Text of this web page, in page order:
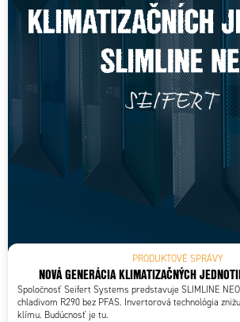
PRODUKTOVÉ SPRÁVY
NOVÁ GENERÁCIA KLIMATIZAČNÝCH
Spoločnosť Seifert Systems predstavuje SLIMLINE
chladivom R290 bez PFAS. Invertorová technológia
klímu. Budúcnosť je tu.